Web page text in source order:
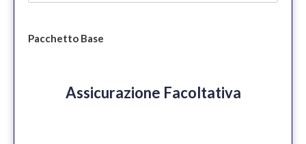
Pacchetto Base
Assicurazione Facoltativa